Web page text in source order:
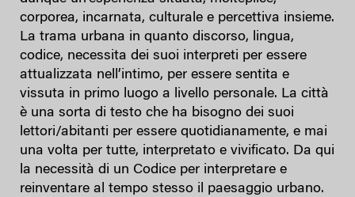
corporea, incarnata, culturale e percettiva insieme.
La trama urbana in quanto discorso, lingua,
codice, necessita dei suoi interpreti per essere
attualizzata nell’intimo, per essere sentita e
vissuta in primo luogo a livello personale. La città
è una sorta di testo che ha bisogno dei suoi
lettori/abitanti per essere quotidianamente, e mai
una volta per tutte, interpretato e vivificato. Da qui
la necessità di un Codice per interpretare e
reinventare al tempo stesso il paesaggio urbano.